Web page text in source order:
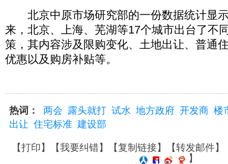
北京中原市场研究部的一份数据统计显
来，北京、上海、芜湖等17个城市出台了不
策，其内容涉及限购变化、土地出让、普通
优惠以及购房补贴等。
热词： 两会 露头就打 试水 地方政府 开发商 楼
出让 住宅标准 建设部
【打印】【我要纠错】【复制链接】【转发邮件】
】